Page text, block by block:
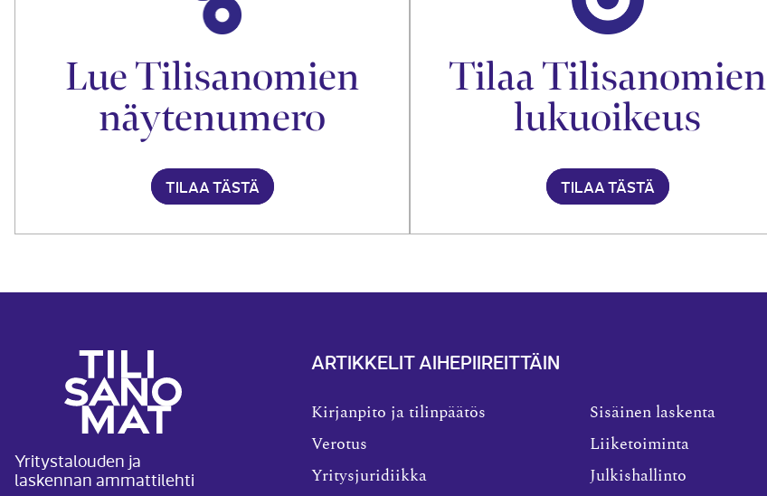
Lue Tilisanomien
näytenumero
TILAA TÄSTÄ
Tilaa Tilisanomien
lukuoikeus
TILAA TÄSTÄ
Yritystalouden ja
laskennan ammattilehti
ARTIKKELIT AIHEPIIREITTÄIN
Kirjanpito ja tilinpäätös
Verotus
Yritysjuridiikka
Sisäinen laskenta
Liiketoiminta
Julkishallinto